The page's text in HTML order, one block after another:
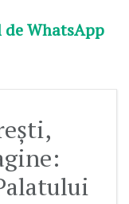
de WhatsApp